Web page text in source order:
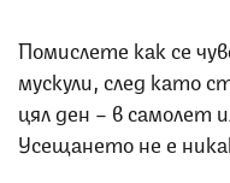
Помислете как се
мускули, след като
цял ден – в самолет
Усещането не е